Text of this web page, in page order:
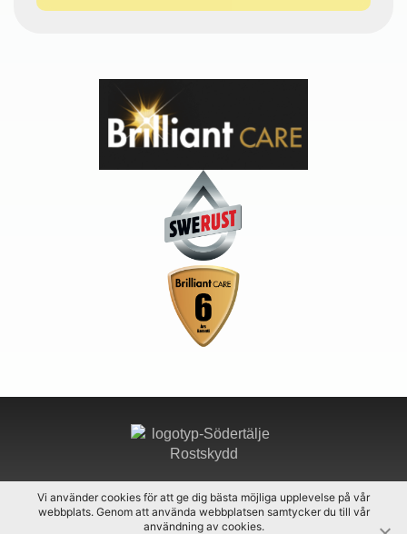
Södertälje Rostskydd, Klastorpsvägen 11, 152 42
Södertälje
Vi använder cookies för att ge dig bästa möjliga upplevelse på vår
webbplats. Genom att använda webbplatsen samtycker du till vår
användning av cookies.